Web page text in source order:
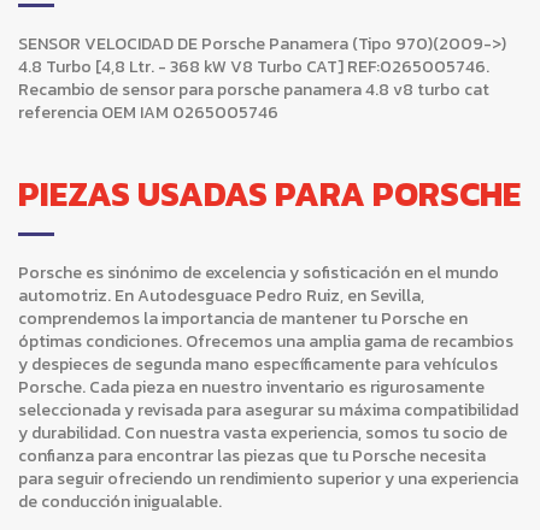
SENSOR VELOCIDAD DE Porsche Panamera (Tipo 970)(2009->)
4.8 Turbo [4,8 Ltr. - 368 kW V8 Turbo CAT] REF:0265005746.
Recambio de sensor para porsche panamera 4.8 v8 turbo cat
referencia OEM IAM 0265005746
PIEZAS USADAS PARA PORSCHE
Porsche es sinónimo de excelencia y sofisticación en el mundo
automotriz. En Autodesguace Pedro Ruiz, en Sevilla,
comprendemos la importancia de mantener tu Porsche en
óptimas condiciones. Ofrecemos una amplia gama de recambios
y despieces de segunda mano específicamente para vehículos
Porsche. Cada pieza en nuestro inventario es rigurosamente
seleccionada y revisada para asegurar su máxima compatibilidad
y durabilidad. Con nuestra vasta experiencia, somos tu socio de
confianza para encontrar las piezas que tu Porsche necesita
para seguir ofreciendo un rendimiento superior y una experiencia
de conducción inigualable.